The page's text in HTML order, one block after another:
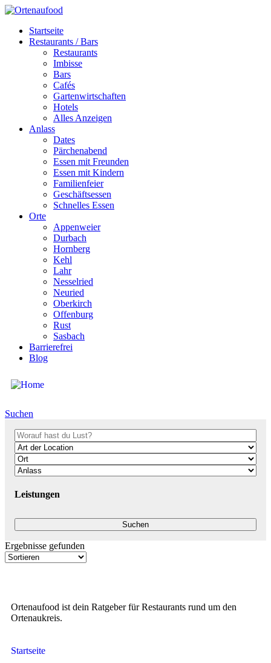
Startseite
Restaurants / Bars
Restaurants
Imbisse
Bars
Cafés
Gartenwirtschaften
Hotels
Alles Anzeigen
Anlass
Dates
Pärchenabend
Essen mit Freunden
Essen mit Kindern
Familienfeier
Geschäftsessen
Schnelles Essen
Orte
Appenweier
Durbach
Hornberg
Kehl
Lahr
Nesselried
Neuried
Oberkirch
Offenburg
Rust
Sasbach
Barrierefrei
Blog
Suchen
Leistungen
Ergebnisse gefunden
Ortenaufood ist dein Ratgeber für Restaurants rund um den
Ortenaukreis.
Startseite